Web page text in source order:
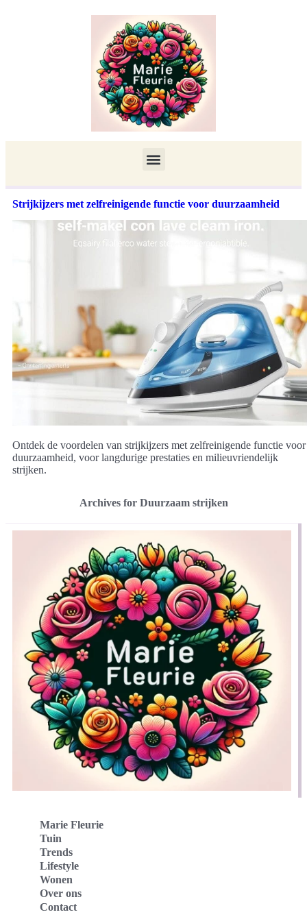
Strijkijzers met zelfreinigende functie voor duurzaamheid
Ontdek de voordelen van strijkijzers met zelfreinigende functie voor
duurzaamheid, voor langdurige prestaties en milieuvriendelijk
strijken.
Archives for Duurzaam strijken
Marie Fleurie
Tuin
Trends
Lifestyle
Wonen
Over ons
Contact